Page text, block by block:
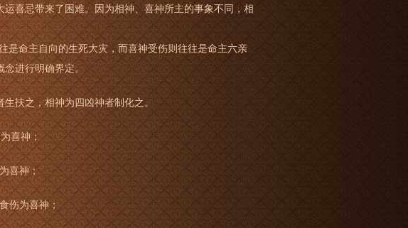
喜忌带来了困难。因为相神、喜神所主的事象不同，相
是命主自向的生死大灾，而喜神受伤则往往是命主六亲
进行明确界定。
扶之，相神为四凶神者制化之。
喜神；
喜神；
为喜神；